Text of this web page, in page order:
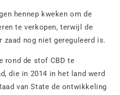
hennep kweken om de
te verkopen, terwijl de
zaad nog niet gereguleerd is.
rond de stof CBD te
die in 2014 in het land werd
van State de ontwikkeling